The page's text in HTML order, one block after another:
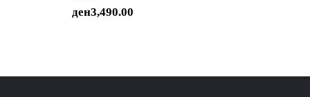
out of 5
ден3,490.00